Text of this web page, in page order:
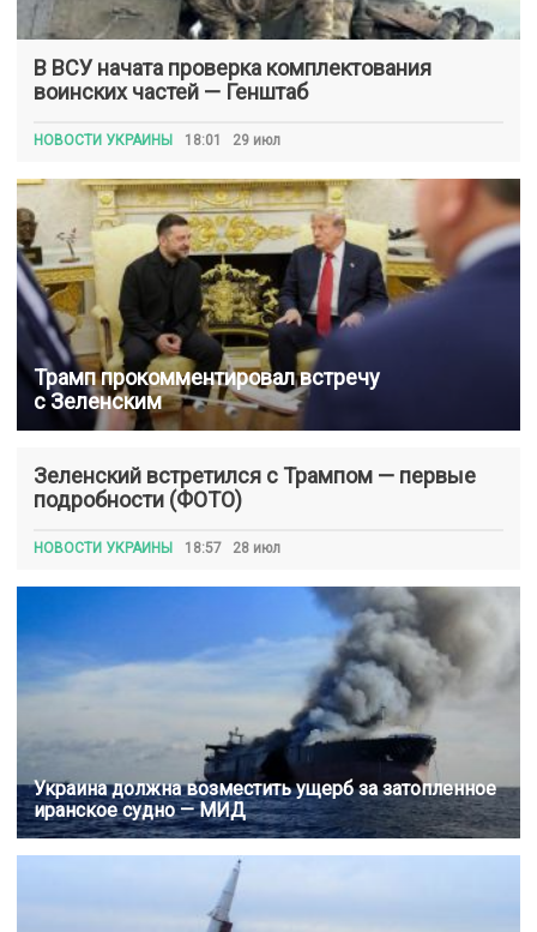
В ВСУ начата проверка комплектования
воинских частей — Генштаб
НОВОСТИ УКРАИНЫ 18:01 29 июл
Трамп прокомментировал встречу
с Зеленским
Зеленский встретился с Трампом — первые
подробности (ФОТО)
НОВОСТИ УКРАИНЫ 18:57 28 июл
Украина должна возместить ущерб за затопленное
иранское судно — МИД